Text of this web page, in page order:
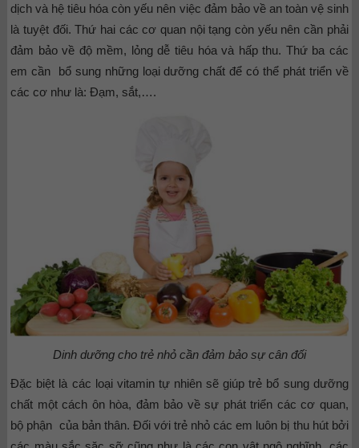
dịch và hệ tiêu hóa còn yếu nên việc đảm bảo về an toàn vệ sinh
là tuyệt đối. Thứ hai các cơ quan nội tạng còn yếu nên cần phải
đảm bảo về độ mềm, lỏng dễ tiêu hóa và hấp thu. Thứ ba các
em cần bổ sung những loại dưỡng chất để có thể phát triển về
các cơ như là: Đạm, sắt,….
Dinh dưỡng cho trẻ nhỏ cần đảm bảo sự cân đối
Đặc biệt là các loại vitamin tự nhiên sẽ giúp trẻ bổ sung dưỡng
chất một cách ôn hòa, đảm bảo về sự phát triển các cơ quan,
bộ phận của bản thân. Đối với trẻ nhỏ các em luôn bị thu hút bởi